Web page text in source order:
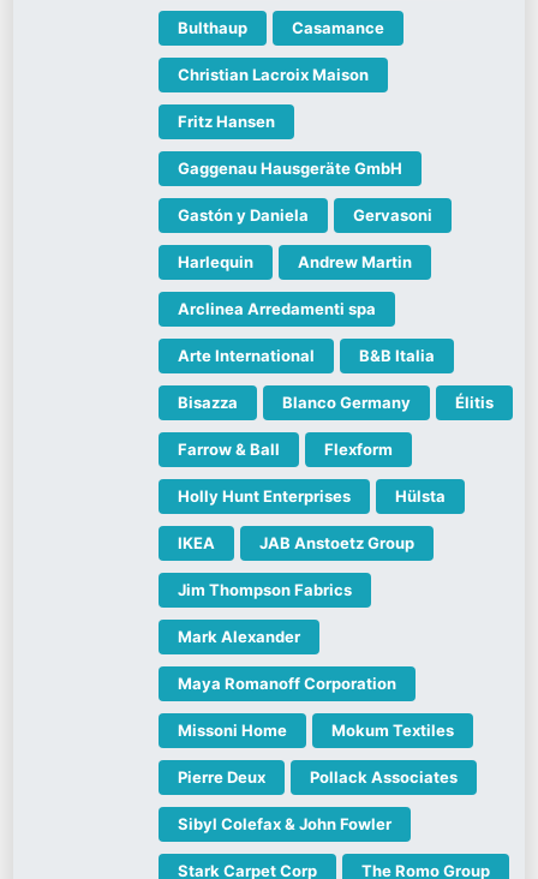
Bulthaup Casamance
Christian Lacroix Maison
Fritz Hansen
Gaggenau Hausgeräte GmbH
Gastón y Daniela Gervasoni
Harlequin Andrew Martin
Arclinea Arredamenti spa
Arte International B&B Italia
Bisazza Blanco Germany Élitis
Farrow & Ball Flexform
Holly Hunt Enterprises Hülsta
IKEA JAB Anstoetz Group
Jim Thompson Fabrics
Mark Alexander
Maya Romanoff Corporation
Missoni Home Mokum Textiles
Pierre Deux Pollack Associates
Sibyl Colefax & John Fowler
Stark Carpet Corp The Romo Group